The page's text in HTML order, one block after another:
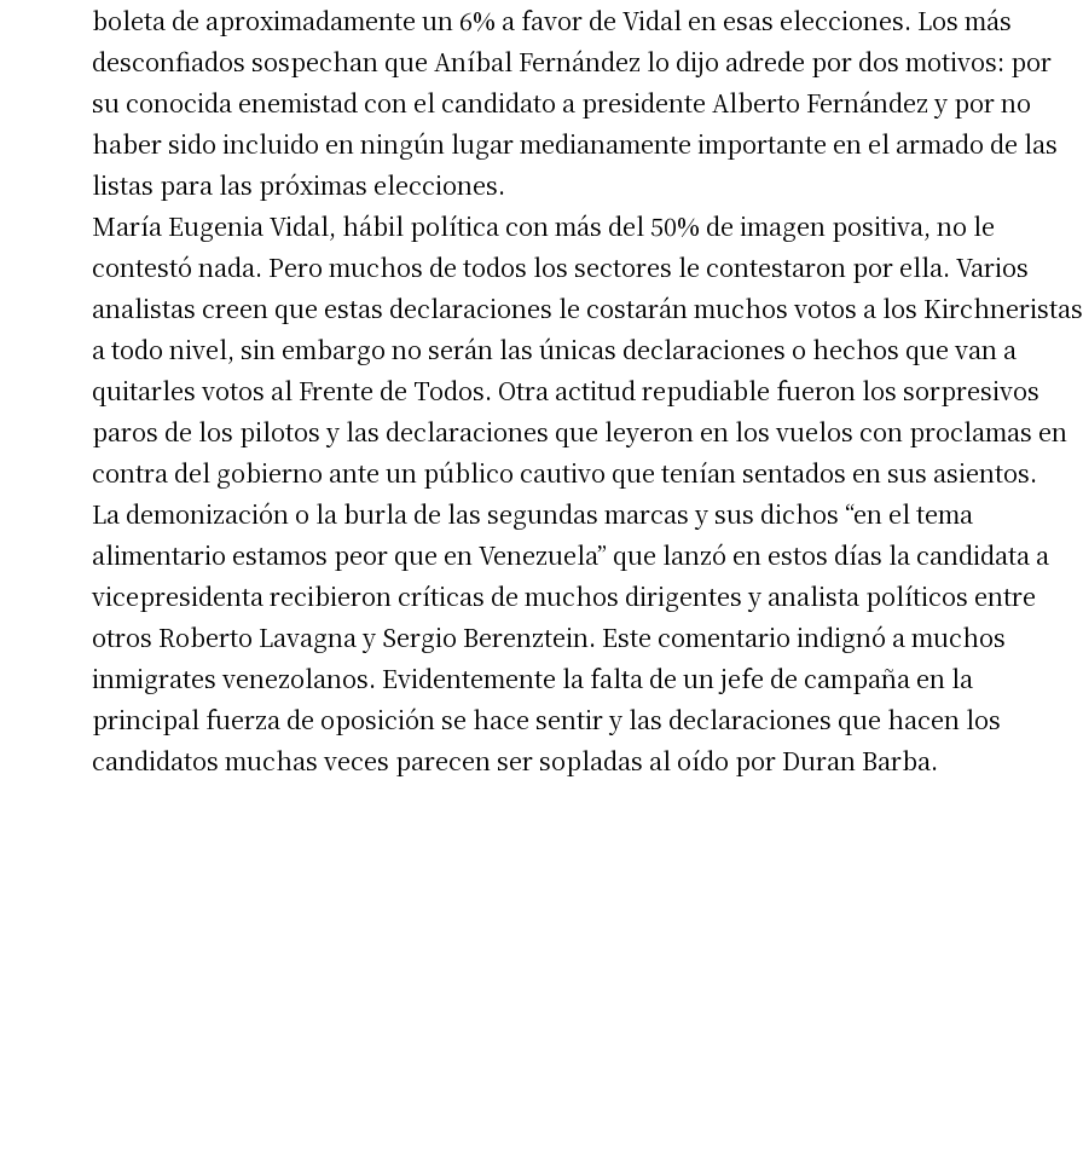
Suscribirme gratis
Dirección de correo electrónico*
boleta de aproximadamente un 6% a favor de Vidal en esas elecciones. Los más
desconfiados sospechan que Aníbal Fernández lo dijo adrede por dos motivos: por
su conocida enemistad con el candidato a presidente Alberto Fernández y por no
haber sido incluido en ningún lugar medianamente importante en el armado de las
listas para las próximas elecciones.
María Eugenia Vidal, hábil política con más del 50% de imagen positiva, no le
contestó nada. Pero muchos de todos los sectores le contestaron por ella. Varios
analistas creen que estas declaraciones le costarán muchos votos a los Kirchneristas
a todo nivel, sin embargo no serán las únicas declaraciones o hechos que van a
quitarles votos al Frente de Todos. Otra actitud repudiable fueron los sorpresivos
paros de los pilotos y las declaraciones que leyeron en los vuelos con proclamas en
contra del gobierno ante un público cautivo que tenían sentados en sus asientos.
La demonización o la burla de las segundas marcas y sus dichos “en el tema
alimentario estamos peor que en Venezuela” que lanzó en estos días la candidata a
vicepresidenta recibieron críticas de muchos dirigentes y analista políticos entre
otros Roberto Lavagna y Sergio Berenztein. Este comentario indignó a muchos
inmigrates venezolanos. Evidentemente la falta de un jefe de campaña en la
principal fuerza de oposición se hace sentir y las declaraciones que hacen los
candidatos muchas veces parecen ser sopladas al oído por Duran Barba.